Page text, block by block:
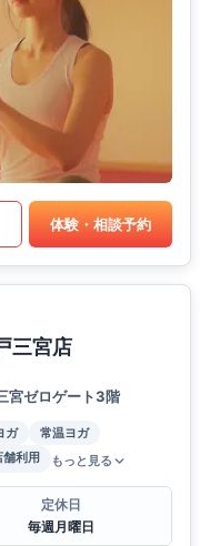
体験・相談予約
三宮店
宮ゼロゲート3階
ガ
常温ヨガ
利用 もっと見る
定休日
毎週月曜日